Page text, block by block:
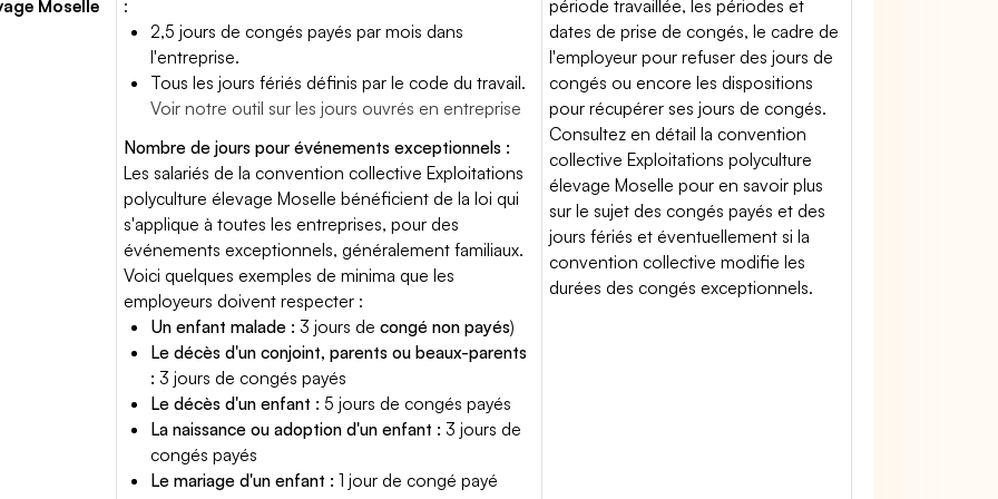
Moselle
:
2,5 jours de congés payés par mois dans
l'entreprise.
Tous les jours fériés définis par le code du travail.
Voir notre outil sur les jours ouvrés en entreprise
Nombre de jours pour événements exceptionnels :
Les salariés de la convention collective Exploitations
polyculture élevage Moselle bénéficient de la loi qui
s'applique à toutes les entreprises, pour des
événements exceptionnels, généralement familiaux.
Voici quelques exemples de minima que les
employeurs doivent respecter :
Un enfant malade : 3 jours decongé non payés)
Le décès d'un conjoint, parents ou beaux-parents
: 3 jours de congés payés
Le décès d'un enfant : 5 jours de congés payés
La naissance ou adoption d'un enfant : 3 jours de
congés payés
Le mariage d'un enfant : 1 jour de congé payé
période travaillée, les périodes et
dates de prise de congés, le cadre de
l'employeur pour refuser des jours de
congés ou encore les dispositions
pour récupérer ses jours de congés.
Consultez en détail la convention
collective Exploitations polyculture
élevage Moselle pour en savoir plus
sur le sujet des congés payés et des
jours fériés et éventuellement si la
convention collective modifie les
durées des congés exceptionnels.